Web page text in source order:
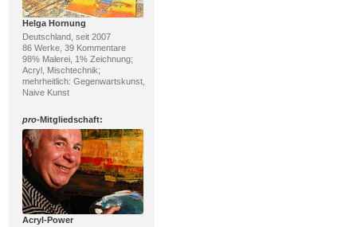
Helga Hornung
Deutschland, seit 2007
86 Werke, 39 Kommentare
98% Malerei, 1% Zeichnung;
Acryl, Mischtechnik;
mehrheitlich: Gegenwartskunst,
Naive Kunst
pro-Mitgliedschaft:
Acryl-Power